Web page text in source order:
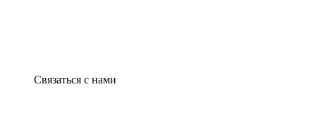
Связаться с нами